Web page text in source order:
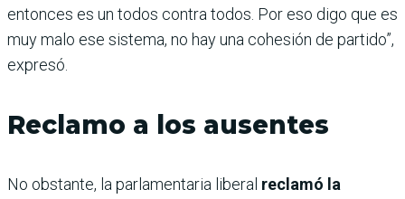
entonces es un todos contra todos. Por eso digo que es
muy malo ese sistema, no hay una cohesión de partido”,
expresó.
Reclamo a los ausentes
No obstante, la parlamentaria liberal reclamó la